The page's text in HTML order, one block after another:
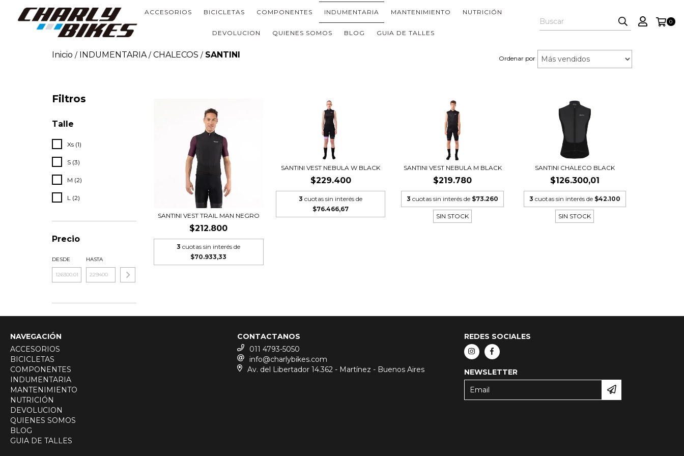
ACCESORIOS BICICLETAS COMPONENTES INDUMENTARIA MANTENIMIENTO NUTRICIÓN
DEVOLUCION QUIENES SOMOS BLOG GUIA DE TALLES
0
Inicio / INDUMENTARIA / CHALECOS / SANTINI Ordenar por
Filtros
Talle
Xs (1)
S (3)
M (2)
L (2)
Precio
DESDE HASTA
SANTINI VEST TRAIL MAN NEGRO
$212.800
3 cuotas sin interés de
$70.933,33
SANTINI VEST NEBULA W BLACK
$229.400
3 cuotas sin interés de
$76.466,67
SANTINI VEST NEBULA M BLACK
$219.780
3 cuotas sin interés de $73.260
SIN STOCK
SANTINI CHALECO BLACK
$126.300,01
3 cuotas sin interés de $42.100
SIN STOCK
NAVEGACIÓN
ACCESORIOS
BICICLETAS
COMPONENTES
INDUMENTARIA
MANTENIMIENTO
NUTRICIÓN
DEVOLUCION
QUIENES SOMOS
BLOG
GUIA DE TALLES
CONTACTANOS
011 4793-5050
info@charlybikes.com
Av. del Libertador 14.362 - Martínez - Buenos Aires
REDES SOCIALES
NEWSLETTER